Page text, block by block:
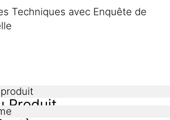
Techniques avec Enquête de
Produit